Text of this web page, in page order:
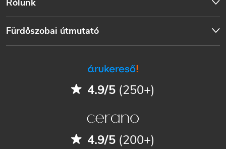
Rólunk
Fürdőszobai útmutató
4.9/5 (250+)
4.9/5 (200+)